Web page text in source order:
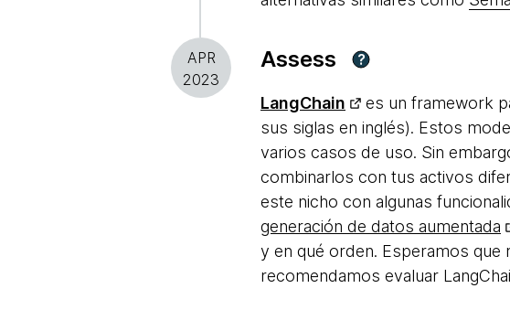
APR
2023
Assess ?
LangChain
es un framework
sus siglas en inglés). Estos
varios casos de uso. Sin
combinarlos con tus activos
este nicho con algunas
generación de datos aumentada
y en qué orden. Esperamos
recomendamos evaluar